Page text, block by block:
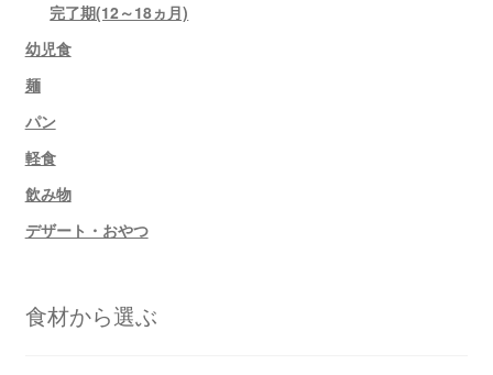
完了期(12～18ヵ月)
幼児食
麺
パン
軽食
飲み物
デザート・おやつ
食材から選ぶ